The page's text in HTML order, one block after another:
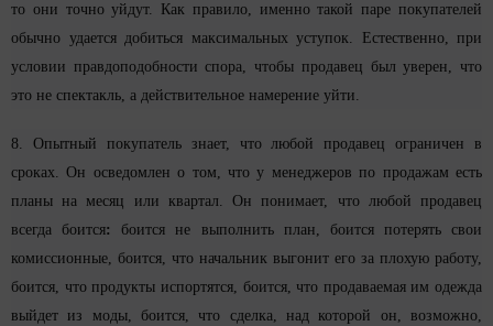
то они точно уйдут. Как правило, именно такой паре покупателей
обычно удается добиться максимальных уступок. Естественно, при
условии правдоподобности спора, чтобы продавец был уверен, что
это не спектакль, а действительное намерение уйти.
8. Опытный покупатель знает, что любой продавец ограничен в
сроках. Он осведомлен о том, что у менеджеров по продажам есть
планы на месяц или квартал. Он понимает, что любой продавец
всегда боится:
боится не выполнить план, боится потерять свои
комиссионные, боится, что начальник выгонит его за плохую работу,
боится, что продукты испортятся, боится, что продаваемая им одежда
выйдет из моды, боится, что сделка, над которой он, возможно,